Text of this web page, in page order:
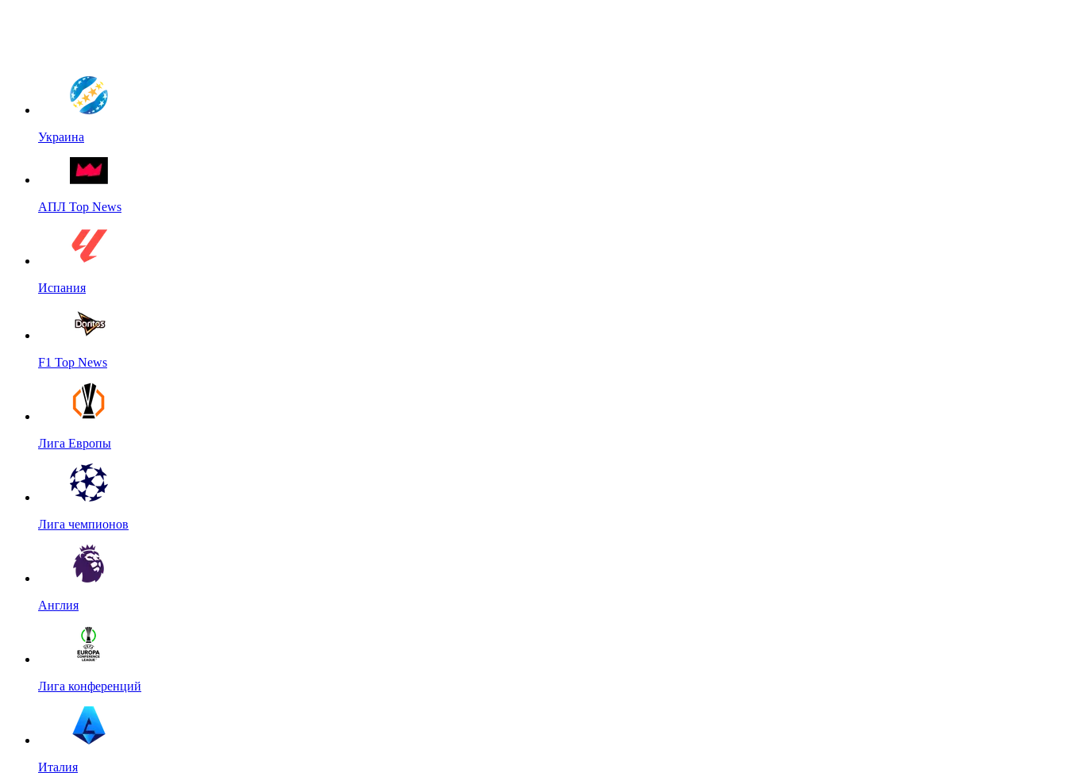
Украина
АПЛ Top News
Испания
F1 Top News
Лига Европы
Лига чемпионов
Англия
Лига конференций
Италия